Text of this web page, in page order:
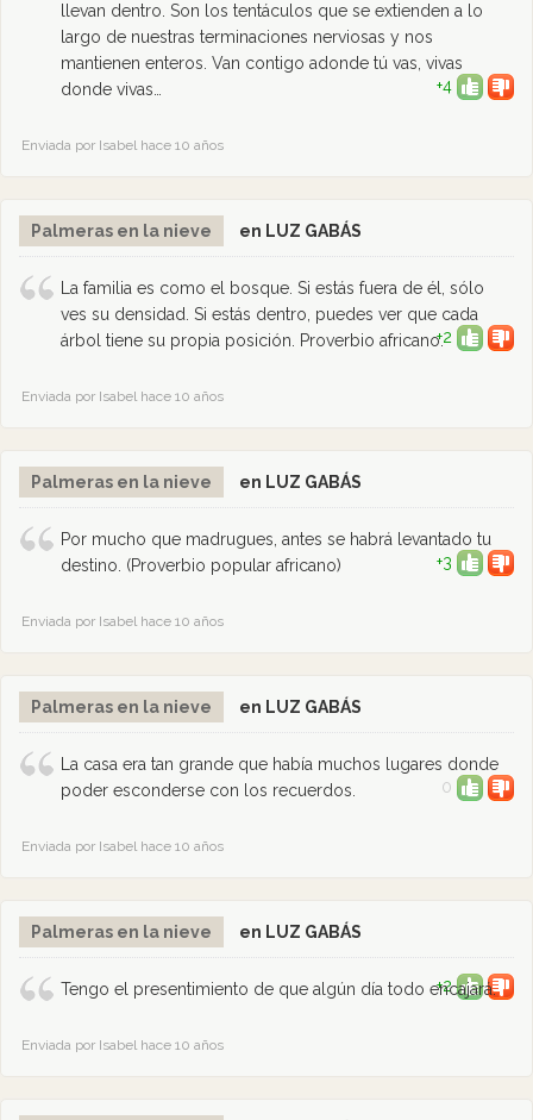
llevan dentro. Son los tentáculos que se extienden a lo
largo de nuestras terminaciones nerviosas y nos
mantienen enteros. Van contigo adonde tú vas, vivas
donde vivas…
+4
Enviada por Isabel hace 10 años
Palmeras en la nieve en LUZ GABÁS
La familia es como el bosque. Si estás fuera de él, sólo
ves su densidad. Si estás dentro, puedes ver que cada
árbol tiene su propia posición. Proverbio africano.+2
Enviada por Isabel hace 10 años
Palmeras en la nieve en LUZ GABÁS
Por mucho que madrugues, antes se habrá levantado tu
destino. (Proverbio popular africano)
+3
Enviada por Isabel hace 10 años
Palmeras en la nieve en LUZ GABÁS
La casa era tan grande que había muchos lugares donde
poder esconderse con los recuerdos.
0
Enviada por Isabel hace 10 años
Palmeras en la nieve en LUZ GABÁS
Tengo el presentimiento de que algún día todo encajará.
+2
Enviada por Isabel hace 10 años